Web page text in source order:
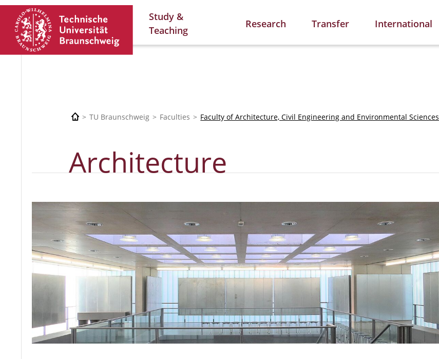
Study &
Teaching
Research Transfer International
TU Braunschweig Faculties Faculty of Architecture, Civil Engineering and Environmental Sciences
Architecture